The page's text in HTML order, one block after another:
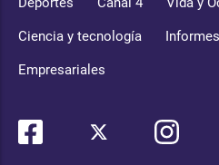
Ciencia y tecnología
Empresariales